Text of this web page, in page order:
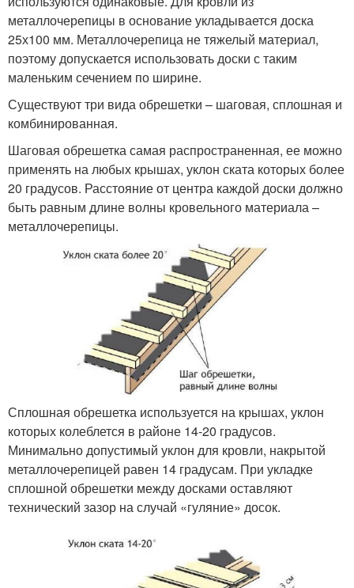
металлочерепицы в основание укладывается доска
25х100 мм. Металлочерепица не тяжелый материал,
поэтому допускается использовать доски с таким
маленьким сечением по ширине.
Существуют три вида обрешетки – шаговая, сплошная и
комбинированная.
Шаговая обрешетка самая распространенная, ее можно
применять на любых крышах, уклон ската которых более
20 градусов. Расстояние от центра каждой доски должно
быть равным длине волны кровельного материала –
металлочерепицы.
Сплошная обрешетка используется на крышах, уклон
которых колеблется в районе 14-20 градусов.
Минимально допустимый уклон для кровли, накрытой
металлочерепицей равен 14 градусам. При укладке
сплошной обрешетки между досками оставляют
технический зазор на случай «гуляние» досок.